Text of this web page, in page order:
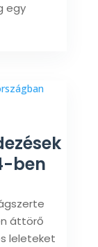
egy
ben
áttörő
leleteket